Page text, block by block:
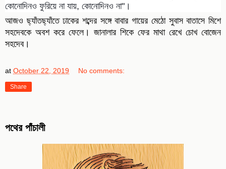
কোনোদিনও ফুরিয়ে না যায়, কোনোদিনও না"।
আজও ছ্যাঁতছ্যাঁতে ঢাকের শব্দের সঙ্গে বাবার গায়ের মেঠো সুবাস বাতাসে মিশে
সহদেবকে অবশ করে ফেলে। জানালার শিকে ফের মাথা রেখে চোখ বোজেন
সহদেব।
at October 22, 2019 No comments:
Share
পথের পাঁচালী